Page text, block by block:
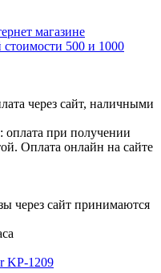
магазине
стоимости 500 и 1000
через сайт, наличными
при получении
Оплата онлайн на сайте
через сайт принимаются